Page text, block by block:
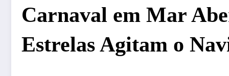
Carnaval em Mar
Estrelas Agitam o